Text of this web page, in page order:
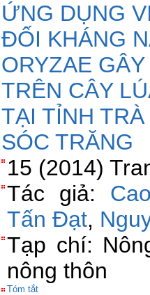
ỨNG DỤNG
ĐỐI KHÁNG
ORYZAE
TRÊN CÂY
TẠI TỈNH
SÓC TRĂNG
15 (2014)
Tác giả:
Tấn Đạt,
Tạp chí:
nông thôn
Tóm tắt